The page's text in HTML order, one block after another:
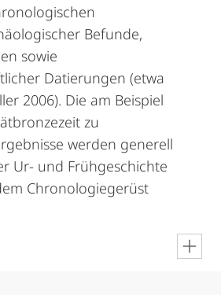
Befunde,
sowie
Datierungen (etwa
2006). Die am Beispiel
zu
werden generell
Ur- und Frühgeschichte
Chronologiegerüst